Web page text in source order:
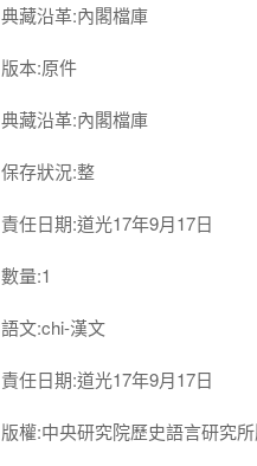
典藏沿革:內閣檔庫
版本:原件
典藏沿革:內閣檔庫
保存狀況:整
責任日期:道光17年9月17日
數量:1
語文:chi-漢文
責任日期:道光17年9月17日
版權:中央研究院歷史語言研究